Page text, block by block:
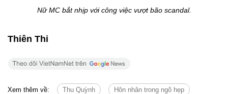
Nữ MC bắt nhịp với công việc vượt bão scandal.
Thiên Thi
Xem thêm về: Thu Quỳnh Hôn nhân trong ngõ hẹp